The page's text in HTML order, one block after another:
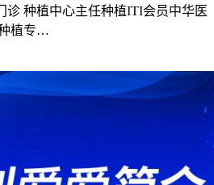
诊 种植中心主任种植ITI会员中华医
植专…